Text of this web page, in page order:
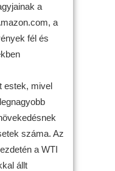
a
a
fél és
estek, mivel
száma. Az
a WTI
állt